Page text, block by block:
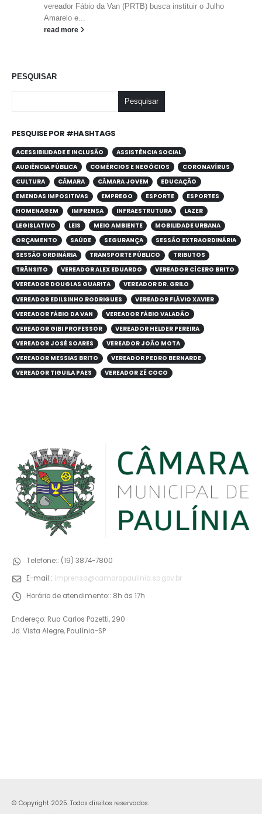
vereador Fábio da Van (PRTB) busca instituir o Julho
Amarelo e...
read more
PESQUISAR
Pesquisar
PESQUISE POR #HASHTAGS
ACESSIBILIDADE E INCLUSÃO
ASSISTÊNCIA SOCIAL
AUDIÊNCIA PÚBLICA
COMÉRCIOS E NEGÓCIOS
CORONAVÍRUS
CULTURA
CÂMARA CÂMARA JOVEM
EDUCAÇÃO
EMENDAS IMPOSITIVAS
EMPREGO ESPORTE
ESPORTES
HOMENAGEM
IMPRENSA INFRAESTRUTURA
LAZER
LEGISLATIVO
LEIS MEIO AMBIENTE
MOBILIDADE URBANA
ORÇAMENTO
SAÚDE SEGURANÇA
SESSÃO EXTRAORDINÁRIA
SESSÃO ORDINÁRIA
TRANSPORTE PÚBLICO
TRIBUTOS
TRÂNSITO
VEREADOR ALEX EDUARDO
VEREADOR CÍCERO BRITO
VEREADOR DOUGLAS GUARITA
VEREADOR DR. GRILO
VEREADOR EDILSINHO RODRIGUES
VEREADOR FLÁVIO XAVIER
VEREADOR FÁBIO DA VAN
VEREADOR FÁBIO VALADÃO
VEREADOR GIBI PROFESSOR
VEREADOR HELDER PEREIRA
VEREADOR JOSÉ SOARES
VEREADOR JOÃO MOTA
VEREADOR MESSIAS BRITO
VEREADOR PEDRO BERNARDE
VEREADOR TIGUILA PAES
VEREADOR ZÉ COCO
Telefone:: (19) 3874-7800
E-mail:: imprensa@camarapaulinia.sp.gov.br
Horário de atendimento:: 8h às 17h
Endereço: Rua Carlos Pazetti, 290
Jd. Vista Alegre, Paulínia-SP
© Copyright 2025. Todos direitos reservados.